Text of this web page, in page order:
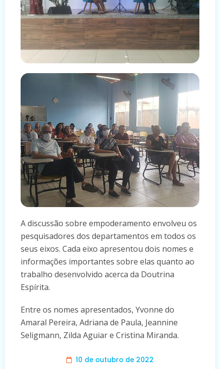
A discussão sobre empoderamento envolveu os
pesquisadores dos departamentos em todos os
seus eixos. Cada eixo apresentou dois nomes e
informações importantes sobre elas quanto ao
trabalho desenvolvido acerca da Doutrina
Espírita.
Entre os nomes apresentados, Yvonne do
Amaral Pereira, Adriana de Paula, Jeannine
Seligmann, Zilda Aguiar e Cristina Miranda.
10 de outubro de 2022